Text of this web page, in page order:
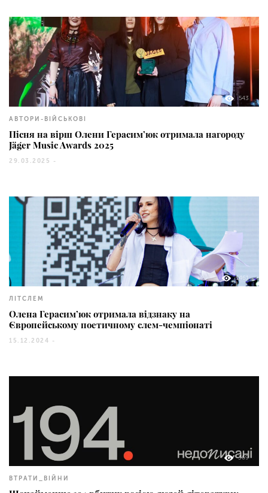
543
АВТОРИ-ВІЙСЬКОВІ
Пісня на вірш Олени Герасим’юк отримала нагороду
Jäger Music Awards 2025
29.03.2025 -
1461
ЛІТСЛЕМ
Олена Герасим’юк отримала відзнаку на
Європейському поетичному слем-чемпіонаті
15.12.2024 -
369
ВТРАТИ_ВІЙНИ